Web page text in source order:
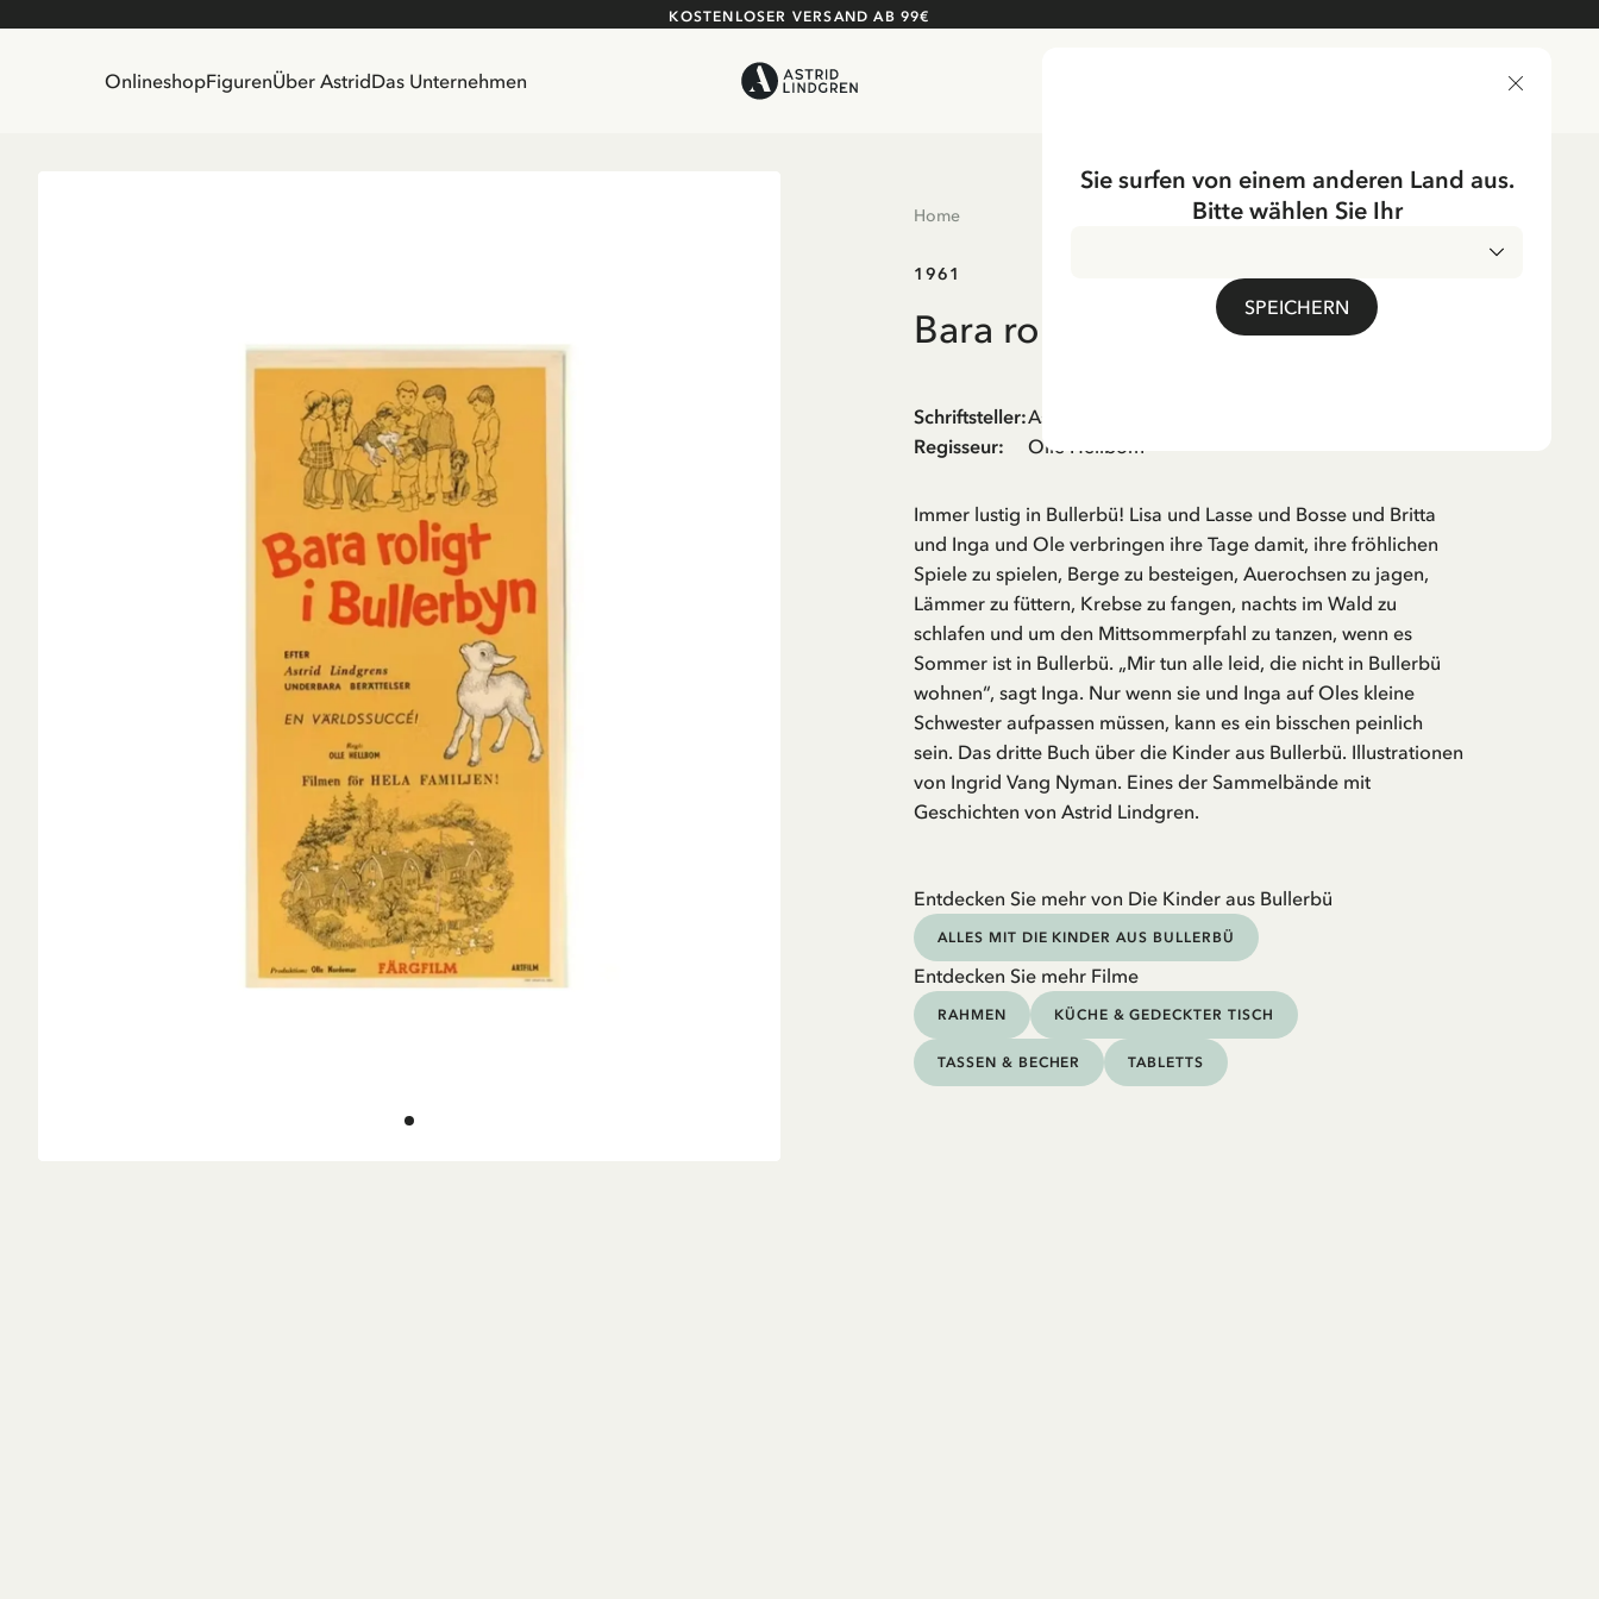
KOSTENLOSER VERSAND AB 99€
OnlineshopFigurenÜber AstridDas Unternehmen
Home
1961
Bara roligt i Bullerbyn
Schriftsteller:Astrid Lindgren
Regisseur: Olle Hellbom
Immer lustig in Bullerbü! Lisa und Lasse und Bosse und Britta
und Inga und Ole verbringen ihre Tage damit, ihre fröhlichen
Spiele zu spielen, Berge zu besteigen, Auerochsen zu jagen,
Lämmer zu füttern, Krebse zu fangen, nachts im Wald zu
schlafen und um den Mittsommerpfahl zu tanzen, wenn es
Sommer ist in Bullerbü. „Mir tun alle leid, die nicht in Bullerbü
wohnen“, sagt Inga. Nur wenn sie und Inga auf Oles kleine
Schwester aufpassen müssen, kann es ein bisschen peinlich
sein. Das dritte Buch über die Kinder aus Bullerbü. Illustrationen
von Ingrid Vang Nyman. Eines der Sammelbände mit
Geschichten von Astrid Lindgren.
Entdecken Sie mehr von Die Kinder aus Bullerbü
ALLES MIT DIE KINDER AUS BULLERBÜ
Entdecken Sie mehr Filme
RAHMEN KÜCHE & GEDECKTER TISCH
TASSEN & BECHER TABLETTS
Sie surfen von einem anderen Land aus.
Bitte wählen Sie Ihr
SPEICHERN